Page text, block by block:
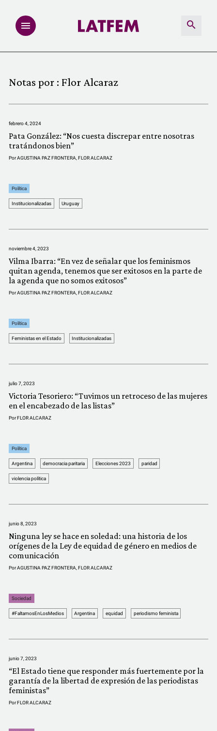
INVESTIGACIONES
REDACCIÓN ABIERTA
PRODUCTOS
QUIÉNES SOMOS
Notas por : Flor Alcaraz
febrero 4, 2024
Pata González: “Nos cuesta discrepar entre nosotras
tratándonos bien”
PorAGUSTINA PAZ FRONTERA FLOR ALCARAZ
Política
Institucionalizadas Uruguay
noviembre 4, 2023
Vilma Ibarra: “En vez de señalar que los feminismos
quitan agenda, tenemos que ser exitosos en la parte de
la agenda que no somos exitosos”
PorAGUSTINA PAZ FRONTERA FLOR ALCARAZ
Política
Feministas en el Estado Institucionalizadas
julio 7, 2023
Victoria Tesoriero: “Tuvimos un retroceso de las mujeres
en el encabezado de las listas”
PorFLOR ALCARAZ
Política
Argentina democracia paritaria Elecciones 2023 paridad
violencia política
junio 8, 2023
Ninguna ley se hace en soledad: una historia de los
orígenes de la Ley de equidad de género en medios de
comunicación
PorAGUSTINA PAZ FRONTERA FLOR ALCARAZ
Sociedad
#FaltamosEnLosMedios Argentina equidad periodismo feminista
junio 7, 2023
“El Estado tiene que responder más fuertemente por la
garantía de la libertad de expresión de las periodistas
feministas”
PorFLOR ALCARAZ